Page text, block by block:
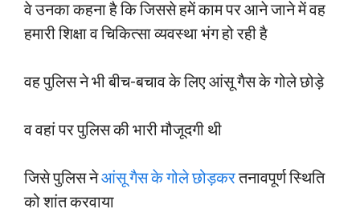
वे उनका कहना है कि जिससे हमें काम पर आने जाने में वह
हमारी शिक्षा व चिकित्सा व्यवस्था भंग हो रही है
वह पुलिस ने भी बीच-बचाव के लिए आंसू गैस के गोले छोड़े
व वहां पर पुलिस की भारी मौजूदगी थी
जिसे पुलिस नेआंसू गैस के गोले छोड़करतनावपूर्ण स्थिति
को शांत करवाया